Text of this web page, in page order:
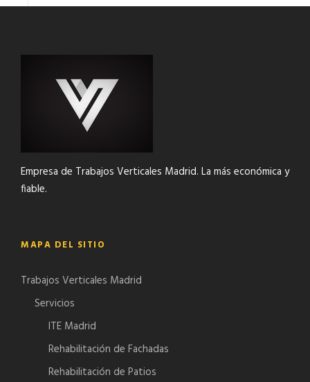
Empresa de Trabajos Verticales Madrid. La más económica y
fiable.
MAPA DEL SITIO
Trabajos Verticales Madrid
Servicios
ITE Madrid
Rehabilitación de Fachadas
Rehabilitación de Patios